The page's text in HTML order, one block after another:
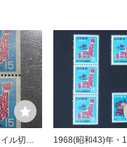
ル切手
1968(昭和43)年・